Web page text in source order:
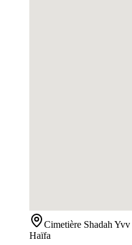
Cimetière Shadah Yvv
Haïfa